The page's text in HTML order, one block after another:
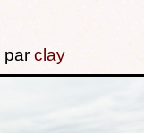
par clay